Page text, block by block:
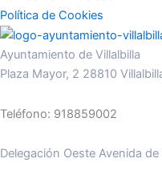
Política de Cookies
Ayuntamiento de Villalbilla
Plaza Mayor, 2 28810
Teléfono: 918859002
Delegación Oeste Avenida